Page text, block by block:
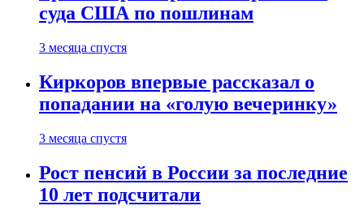
суда США по пошлинам
3 месяца спустя
Киркоров впервые рассказал о
попадании на «голую вечеринку»
3 месяца спустя
Рост пенсий в России за последние
10 лет подсчитали